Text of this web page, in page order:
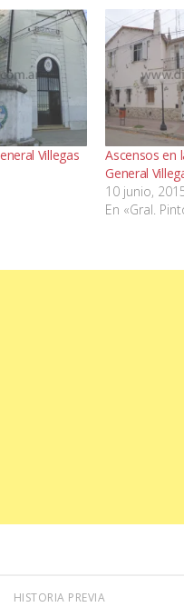
Villegas
Ascensos en
General
10 junio,
En «Gral.
HISTORIA PREVIA